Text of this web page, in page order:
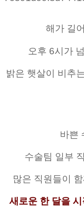
해가 길
오후 6시가
밝은 햇살이 비추
바쁜
수술팀 일부
많은 직원들이
새로운 한 달을